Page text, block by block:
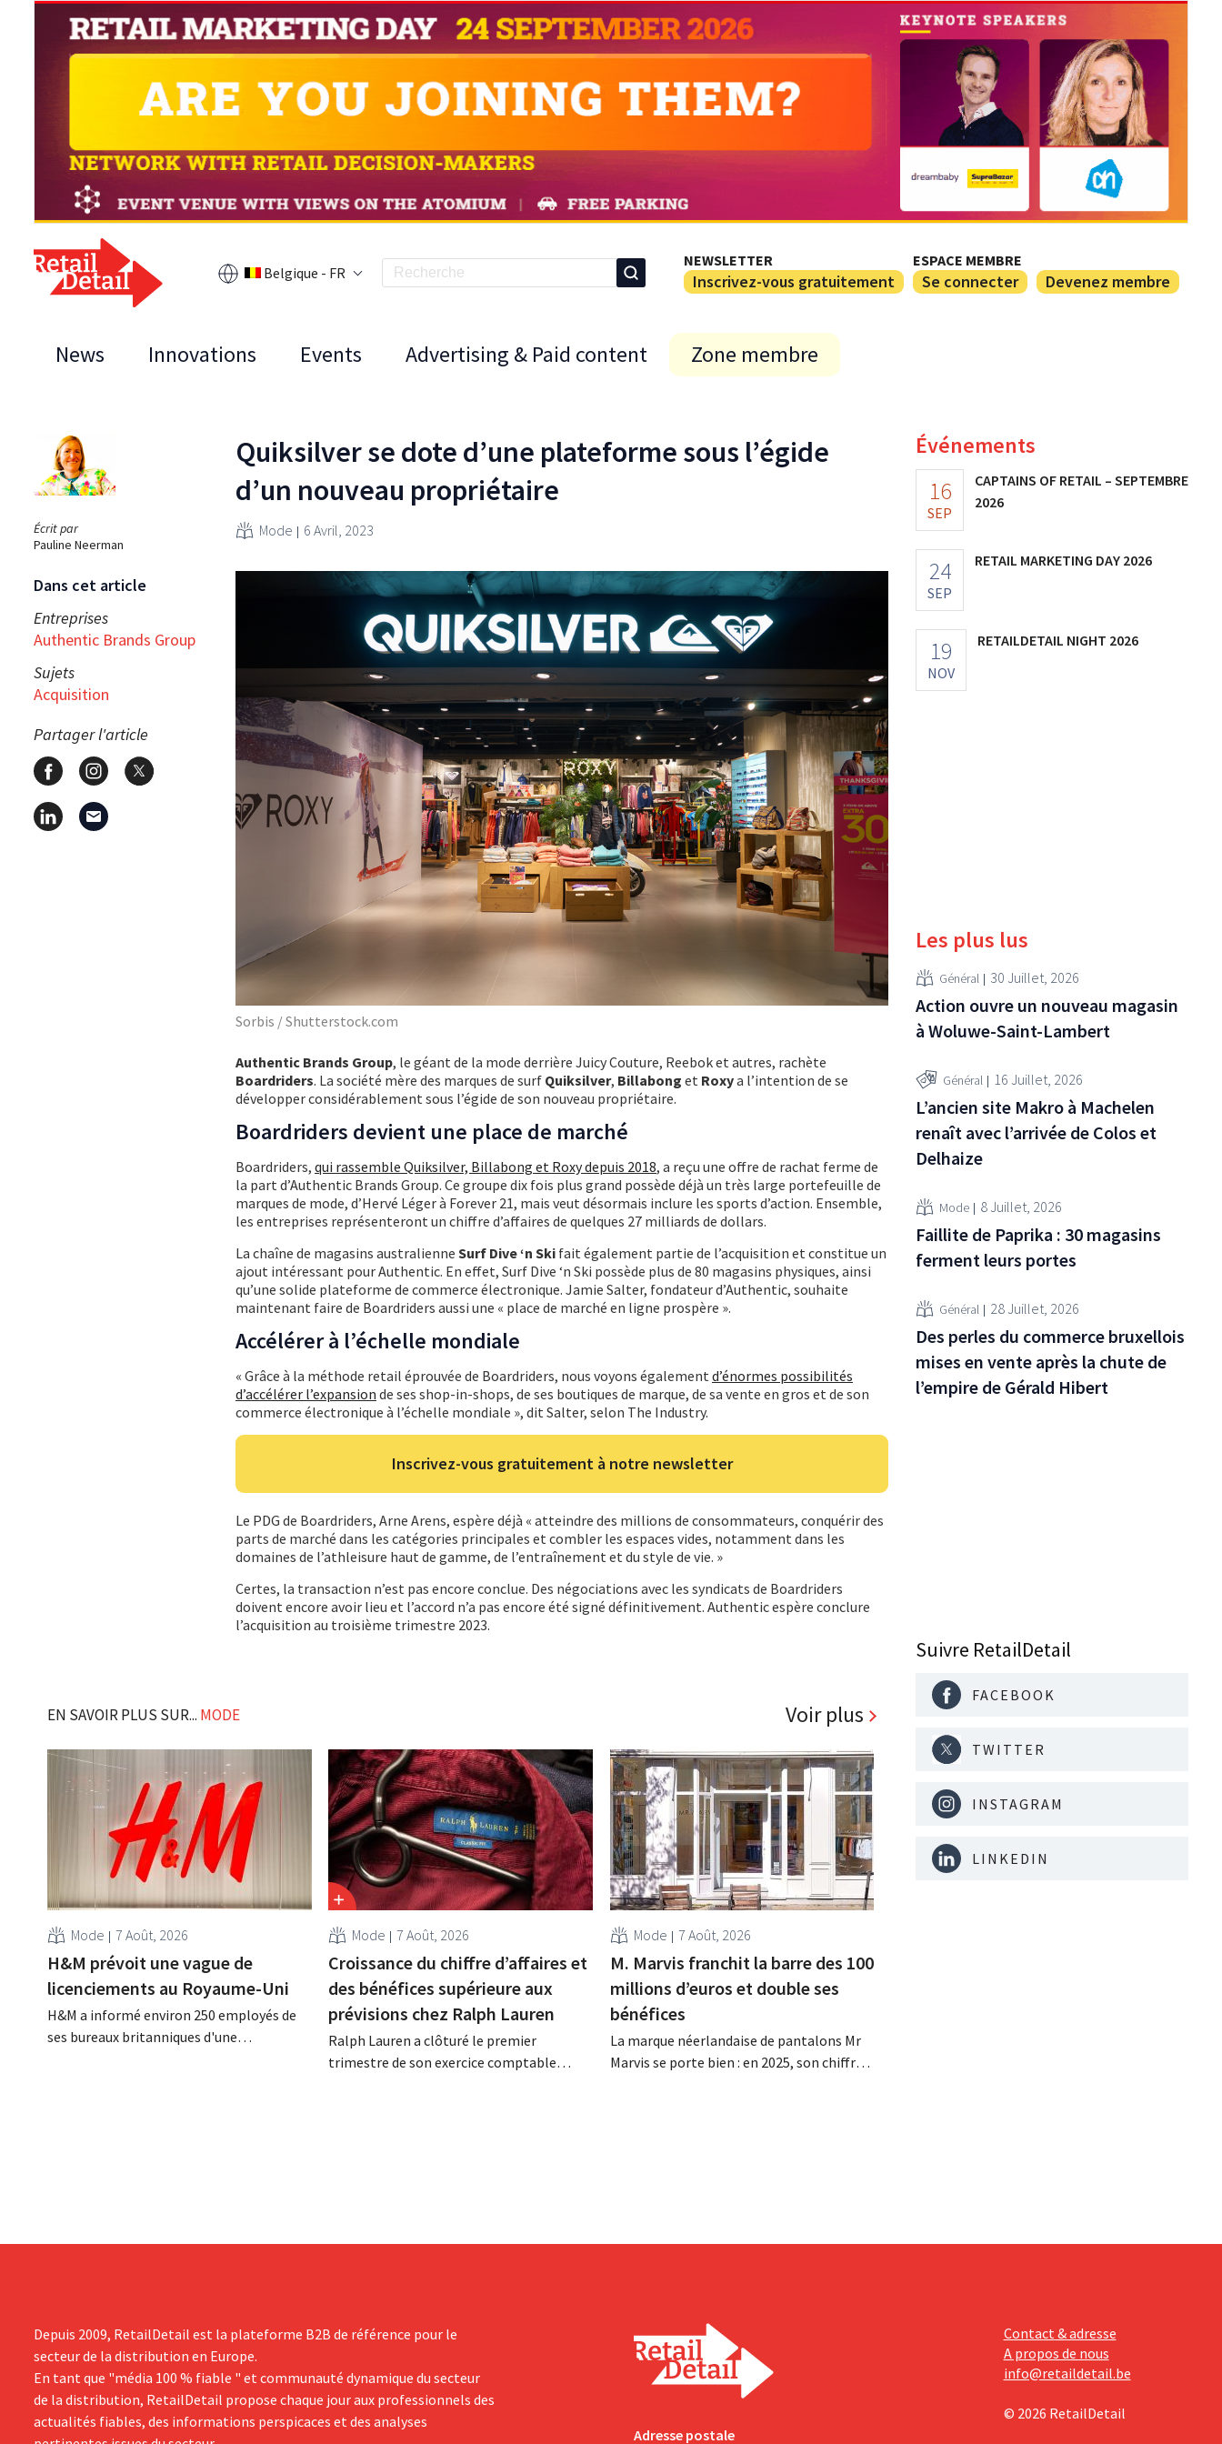
Belgique - FR
NEWSLETTER
Inscrivez-vous gratuitement
ESPACE MEMBRE
Se connecter Devenez membre
News Innovations Events Advertising & Paid content Zone membre
Écrit par
Pauline Neerman
Dans cet article
Entreprises
Authentic Brands Group
Sujets
Acquisition
Partager l'article
Quiksilver se dote d’une plateforme sous l’égide
d’un nouveau propriétaire
Mode 6 Avril, 2023
Sorbis / Shutterstock.com
Authentic Brands Group, le géant de la mode derrière Juicy Couture, Reebok et autres, rachète
Boardriders. La société mère des marques de surf Quiksilver, Billabong et Roxya l’intention de se
développer considérablement sous l’égide de son nouveau propriétaire.
Boardriders devient une place de marché
Boardriders, qui rassemble Quiksilver, Billabong et Roxy depuis 2018, a reçu une offre de rachat ferme de
la part d’Authentic Brands Group. Ce groupe dix fois plus grand possède déjà un très large portefeuille de
marques de mode, d’Hervé Léger à Forever 21, mais veut désormais inclure les sports d’action. Ensemble,
les entreprises représenteront un chiffre d’affaires de quelques 27 milliards de dollars.
La chaîne de magasins australienne Surf Dive ‘n Ski fait également partie de l’acquisition et constitue un
ajout intéressant pour Authentic. En effet, Surf Dive ‘n Ski possède plus de 80 magasins physiques, ainsi
qu’une solide plateforme de commerce électronique. Jamie Salter, fondateur d’Authentic, souhaite
maintenant faire de Boardriders aussi une « place de marché en ligne prospère ».
Accélérer à l’échelle mondiale
« Grâce à la méthode retail éprouvée de Boardriders, nous voyons égalementd’énormes possibilités
d’accélérer l’expansion de ses shop-in-shops, de ses boutiques de marque, de sa vente en gros et de son
commerce électronique à l’échelle mondiale », dit Salter, selon The Industry.
Inscrivez-vous gratuitement à notre newsletter
Le PDG de Boardriders, Arne Arens, espère déjà « atteindre des millions de consommateurs, conquérir des
parts de marché dans les catégories principales et combler les espaces vides, notamment dans les
domaines de l’athleisure haut de gamme, de l’entraînement et du style de vie. »
Certes, la transaction n’est pas encore conclue. Des négociations avec les syndicats de Boardriders
doivent encore avoir lieu et l’accord n’a pas encore été signé définitivement. Authentic espère conclure
l’acquisition au troisième trimestre 2023.
EN SAVOIR PLUS SUR... MODE Voir plus
Mode 7 Août, 2026
H&M prévoit une vague de
licenciements au Royaume-Uni
H&M a informé environ 250 employés de
ses bureaux britanniques d'une
Mode 7 Août, 2026
Croissance du chiffre d’affaires et
des bénéfices supérieure aux
prévisions chez Ralph Lauren
Ralph Lauren a clôturé le premier
trimestre de son exercice comptable
Mode 7 Août, 2026
M. Marvis franchit la barre des 100
millions d’euros et double ses
bénéfices
La marque néerlandaise de pantalons Mr
Marvis se porte bien : en 2025, son chiffre
Événements
16
SEP
CAPTAINS OF RETAIL – SEPTEMBRE
2026
24
SEP
RETAIL MARKETING DAY 2026
19
NOV
RETAILDETAIL NIGHT 2026
Les plus lus
Général 30 Juillet, 2026
Action ouvre un nouveau magasin
à Woluwe-Saint-Lambert
Général 16 Juillet, 2026
L’ancien site Makro à Machelen
renaît avec l’arrivée de Colos et
Delhaize
Mode 8 Juillet, 2026
Faillite de Paprika : 30 magasins
ferment leurs portes
Général 28 Juillet, 2026
Des perles du commerce bruxellois
mises en vente après la chute de
l’empire de Gérald Hibert
Suivre RetailDetail
FACEBOOK
TWITTER
INSTAGRAM
LINKEDIN
Depuis 2009, RetailDetail est la plateforme B2B de référence pour le
secteur de la distribution en Europe.
En tant que "média 100 % fiable " et communauté dynamique du secteur
de la distribution, RetailDetail propose chaque jour aux professionnels des
actualités fiables, des informations perspicaces et des analyses
Adresse postale
Contact & adresse
A propos de nous
info@retaildetail.be
© 2026 RetailDetail